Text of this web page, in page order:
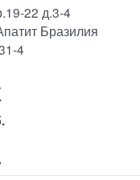
22 д.3-4
Бразилия
4